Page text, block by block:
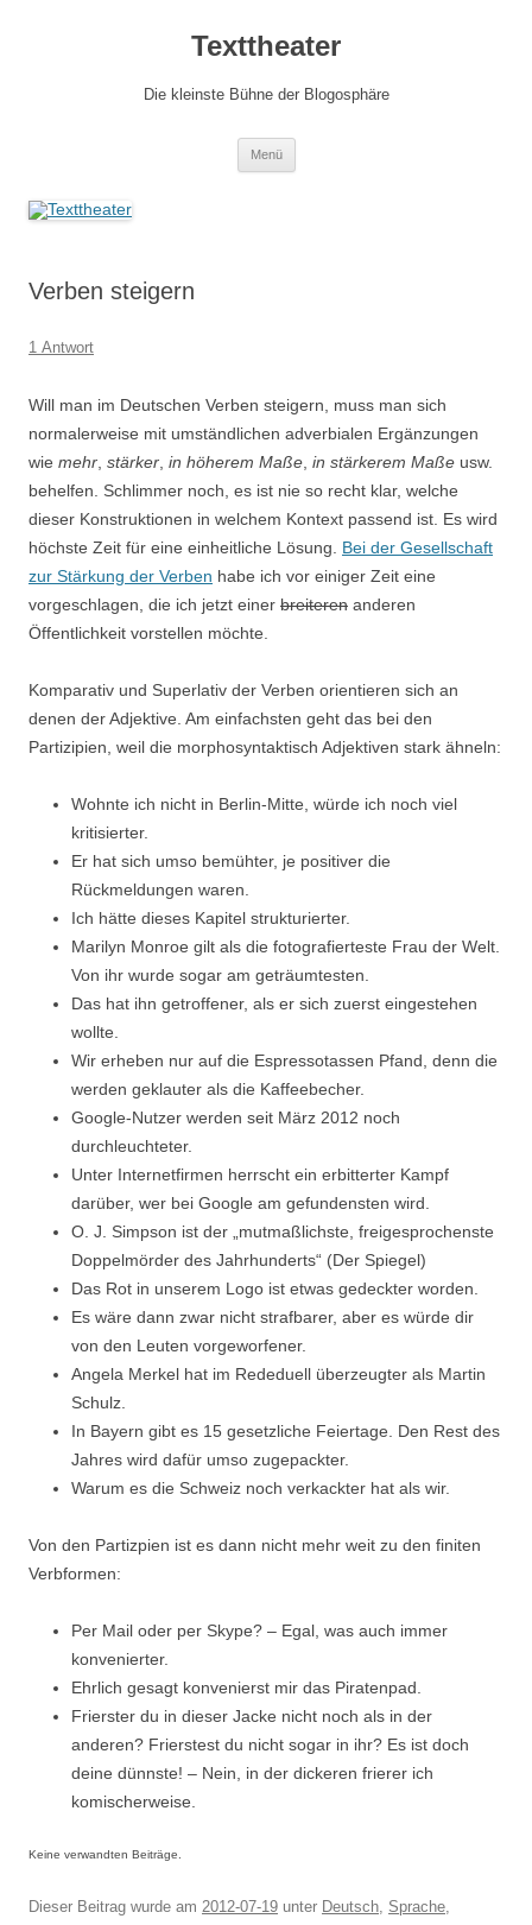
Texttheater
Die kleinste Bühne der Blogosphäre
Menü
Verben steigern
1 Antwort
Will man im Deutschen Verben steigern, muss man sich
normalerweise mit umständlichen adverbialen Ergänzungen
wie mehr stärker in höherem Maße in stärkerem Maße usw.
behelfen. Schlimmer noch, es ist nie so recht klar, welche
dieser Konstruktionen in welchem Kontext passend ist. Es wird
höchste Zeit für eine einheitliche Lösung. Bei der Gesellschaft
zur Stärkung der Verben habe ich vor einiger Zeit eine
vorgeschlagen, die ich jetzt einer breiteren anderen
Öffentlichkeit vorstellen möchte.
Komparativ und Superlativ der Verben orientieren sich an
denen der Adjektive. Am einfachsten geht das bei den
Partizipien, weil die morphosyntaktisch Adjektiven stark ähneln:
Wohnte ich nicht in Berlin-Mitte, würde ich noch viel
kritisierter.
Er hat sich umso bemühter, je positiver die
Rückmeldungen waren.
Ich hätte dieses Kapitel strukturierter.
Marilyn Monroe gilt als die fotografierteste Frau der Welt.
Von ihr wurde sogar am geträumtesten.
Das hat ihn getroffener, als er sich zuerst eingestehen
wollte.
Wir erheben nur auf die Espressotassen Pfand, denn die
werden geklauter als die Kaffeebecher.
Google-Nutzer werden seit März 2012 noch
durchleuchteter.
Unter Internetfirmen herrscht ein erbitterter Kampf
darüber, wer bei Google am gefundensten wird.
O. J. Simpson ist der „mutmaßlichste, freigesprochenste
Doppelmörder des Jahrhunderts“ (Der Spiegel)
Das Rot in unserem Logo ist etwas gedeckter worden.
Es wäre dann zwar nicht strafbarer, aber es würde dir
von den Leuten vorgeworfener.
Angela Merkel hat im Rededuell überzeugter als Martin
Schulz.
In Bayern gibt es 15 gesetzliche Feiertage. Den Rest des
Jahres wird dafür umso zugepackter.
Warum es die Schweiz noch verkackter hat als wir.
Von den Partizpien ist es dann nicht mehr weit zu den finiten
Verbformen:
Per Mail oder per Skype? – Egal, was auch immer
konvenierter.
Ehrlich gesagt konvenierst mir das Piratenpad.
Frierster du in dieser Jacke nicht noch als in der
anderen? Frierstest du nicht sogar in ihr? Es ist doch
deine dünnste! – Nein, in der dickeren frierer ich
komischerweise.
Keine verwandten Beiträge.
Dieser Beitrag wurde am 2012-07-19 unter Deutsch, Sprache,